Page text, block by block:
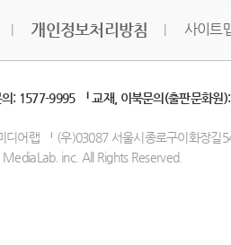
개인정보처리방침 사이트
의: 1577-9995 ᅵ 교재, 이북문의(출판문화
디어랩 ᅵ (우)03087 서울시종로구이화장
inc. All Rights Reserved.